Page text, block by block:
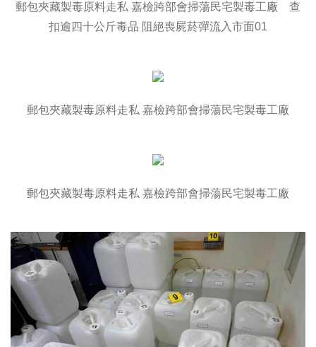
郵包夾藏製毒原料走私 嘉檢跨部會掃蕩民宅製毒工廠 查
扣逾四十公斤毒品 阻絕喪屍菸彈流入市面01
郵包夾藏製毒原料走私 嘉檢跨部會掃蕩民宅製毒工廠
郵包夾藏製毒原料走私 嘉檢跨部會掃蕩民宅製毒工廠